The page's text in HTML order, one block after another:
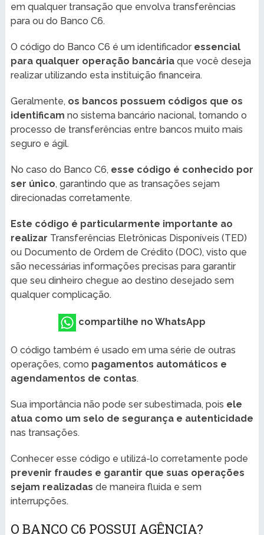
em qualquer transação que envolva transferências
para ou do Banco C6.
O código do Banco C6 é um identificador essencial
para qualquer operação bancáriaque você deseja
realizar utilizando esta instituição financeira.
Geralmente, os bancos possuem códigos que os
identificam no sistema bancário nacional, tornando o
processo de transferências entre bancos muito mais
seguro e ágil.
No caso do Banco C6, esse código é conhecido por
ser único, garantindo que as transações sejam
direcionadas corretamente.
Este código é particularmente importante ao
realizar Transferências Eletrônicas Disponíveis (TED)
ou Documento de Ordem de Crédito (DOC), visto que
são necessárias informações precisas para garantir
que seu dinheiro chegue ao destino desejado sem
qualquer complicação.
compartilhe no WhatsApp
O código também é usado em uma série de outras
operações, como pagamentos automáticos e
agendamentos de contas.
Sua importância não pode ser subestimada, pois ele
atua como um selo de segurança e autenticidade
nas transações.
Conhecer esse código e utilizá-lo corretamente pode
prevenir fraudes e garantir que suas operações
sejam realizadas de maneira fluida e sem
interrupções.
O BANCO C6 POSSUI AGÊNCIA?